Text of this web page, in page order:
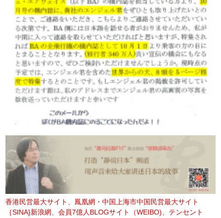
香港民営最大サイト、鳳凰網・中国上海市中国民営最大サイト
｛SINA}新浪網、会員7億人BLOGサイト（WEIBO)、テンセント